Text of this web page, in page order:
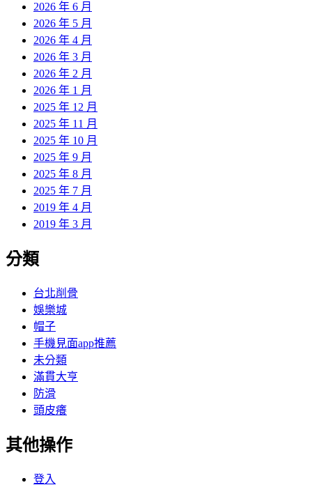
2026 年 6 月
2026 年 5 月
2026 年 4 月
2026 年 3 月
2026 年 2 月
2026 年 1 月
2025 年 12 月
2025 年 11 月
2025 年 10 月
2025 年 9 月
2025 年 8 月
2025 年 7 月
2019 年 4 月
2019 年 3 月
分類
台北削骨
娛樂城
帽子
手機見面app推薦
未分類
滿貫大亨
防滑
頭皮癢
其他操作
登入